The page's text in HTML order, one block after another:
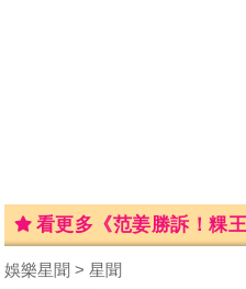
看更多《范姜勝訴！粿
娛樂星聞 星聞